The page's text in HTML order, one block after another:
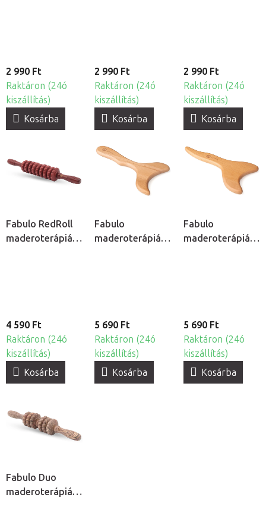
2 990 Ft
Raktáron (24ó
kiszállítás)
Kosárba
2 990 Ft
Raktáron (24ó
kiszállítás)
Kosárba
2 990 Ft
Raktáron (24ó
kiszállítás)
Kosárba
Fabulo RedRoll
maderoterápiás
4 590 Ft
Raktáron (24ó
kiszállítás)
Kosárba
Fabulo
maderoterápiás
5 690 Ft
Raktáron (24ó
kiszállítás)
Kosárba
Fabulo
maderoterápiás
5 690 Ft
Raktáron (24ó
kiszállítás)
Kosárba
Fabulo Duo
maderoterápiás